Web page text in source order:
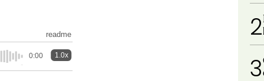
readme
0:00 1.0x
2
3